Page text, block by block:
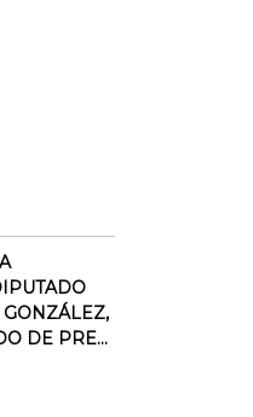
DE PRE...